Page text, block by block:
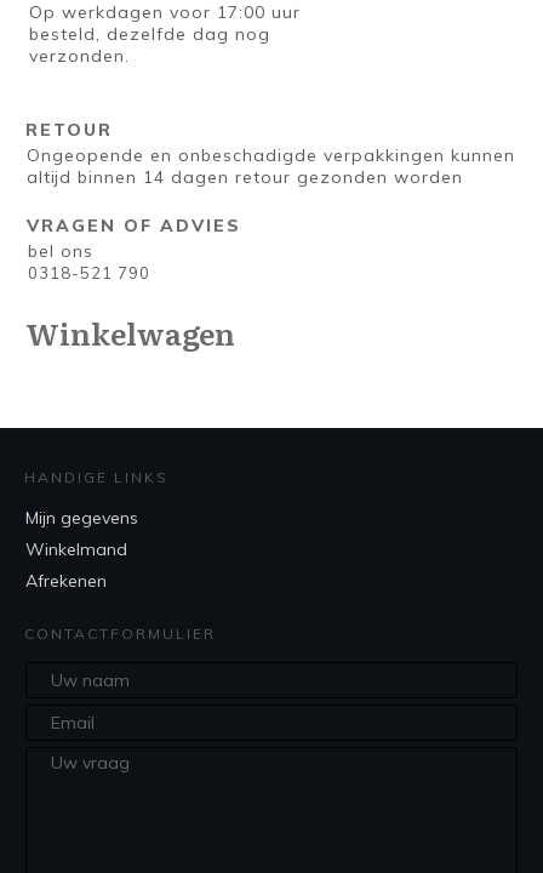
Op werkdagen voor 17:00 uur
besteld, dezelfde dag nog
verzonden.
RETOUR
Ongeopende en onbeschadigde verpakkingen kunnen
altijd binnen 14 dagen retour gezonden worden
VRAGEN OF ADVIES
bel ons
0318-521 790
Winkelwagen
HANDIGE LINKS
Mijn gegevens
Winkelmand
Afrekenen
CONTACTFORMULIER